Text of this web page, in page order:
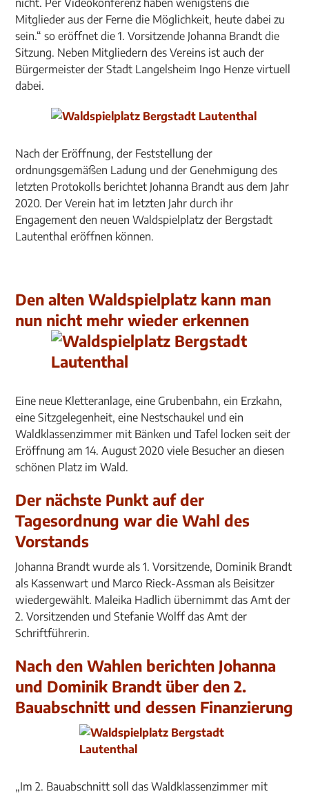
nicht. Per Videokonferenz haben wenigstens die
Mitglieder aus der Ferne die Möglichkeit, heute dabei zu
sein.“ so eröffnet die 1. Vorsitzende Johanna Brandt die
Sitzung. Neben Mitgliedern des Vereins ist auch der
Bürgermeister der Stadt Langelsheim Ingo Henze virtuell
dabei.
Nach der Eröffnung, der Feststellung der
ordnungsgemäßen Ladung und der Genehmigung des
letzten Protokolls berichtet Johanna Brandt aus dem Jahr
2020. Der Verein hat im letzten Jahr durch ihr
Engagement den neuen Waldspielplatz der Bergstadt
Lautenthal eröffnen können.
Den alten Waldspielplatz kann man
nun nicht mehr wieder erkennen
Eine neue Kletteranlage, eine Grubenbahn, ein Erzkahn,
eine Sitzgelegenheit, eine Nestschaukel und ein
Waldklassenzimmer mit Bänken und Tafel locken seit der
Eröffnung am 14. August 2020 viele Besucher an diesen
schönen Platz im Wald.
Der nächste Punkt auf der
Tagesordnung war die Wahl des
Vorstands
Johanna Brandt wurde als 1. Vorsitzende, Dominik Brandt
als Kassenwart und Marco Rieck-Assman als Beisitzer
wiedergewählt. Maleika Hadlich übernimmt das Amt der
2. Vorsitzenden und Stefanie Wolff das Amt der
Schriftführerin.
Nach den Wahlen berichten Johanna
und Dominik Brandt über den 2.
Bauabschnitt und dessen Finanzierung
„Im 2. Bauabschnitt soll das Waldklassenzimmer mit